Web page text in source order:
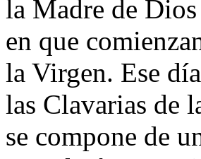
la Madre de
en que
la Virgen. Ese
las Clavarias de
se compone de